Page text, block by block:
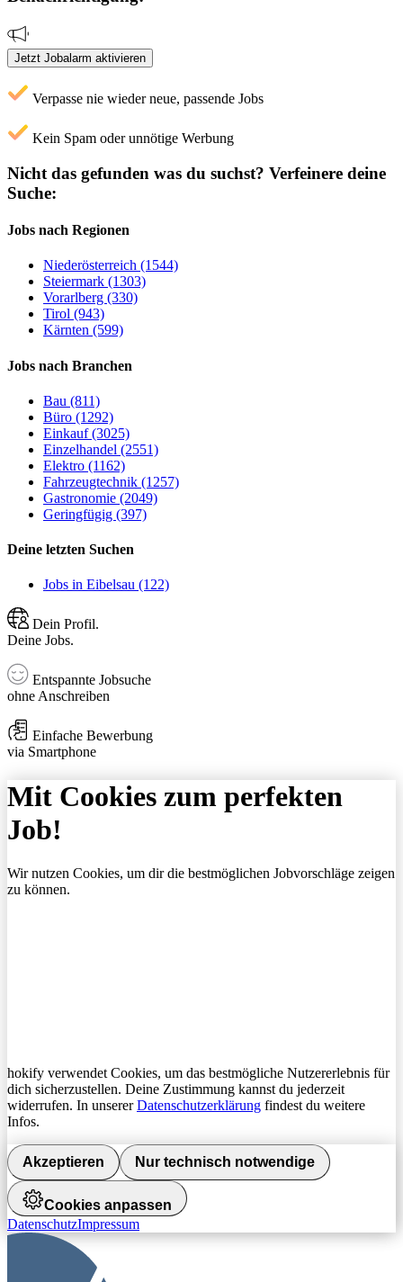
Jetzt Jobalarm aktivieren
Verpasse nie wieder neue, passende Jobs
Kein Spam oder unnötige Werbung
Nicht das gefunden was du suchst? Verfeinere deine
Suche:
Jobs nach Regionen
Niederösterreich (1544)
Steiermark (1303)
Vorarlberg (330)
Tirol (943)
Kärnten (599)
Jobs nach Branchen
Bau (811)
Büro (1292)
Einkauf (3025)
Einzelhandel (2551)
Elektro (1162)
Fahrzeugtechnik (1257)
Gastronomie (2049)
Geringfügig (397)
Deine letzten Suchen
Jobs in Eibelsau (122)
Dein Profil.
Deine Jobs.
Entspannte Jobsuche
ohne Anschreiben
Einfache Bewerbung
via Smartphone
Mit Cookies zum perfekten
Job!
Wir nutzen Cookies, um dir die bestmöglichen Jobvorschläge zeigen
zu können.
hokify verwendet Cookies, um das bestmögliche Nutzererlebnis für
dich sicherzustellen. Deine Zustimmung kannst du jederzeit
widerrufen. In unsererDatenschutzerklärung findest du weitere
Infos.
Akzeptieren Nur technisch notwendige
Cookies anpassen
DatenschutzImpressum